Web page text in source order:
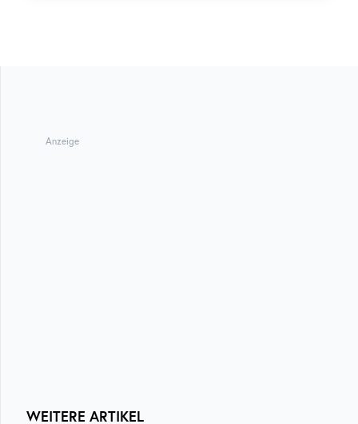
Anzeige
WEITERE ARTIKEL